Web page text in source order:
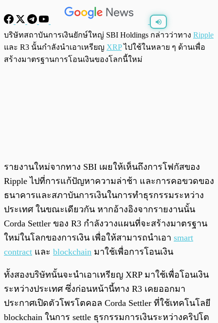
พร้อมเล่น 0:00
บริษัทสถาบันการเงินยักษ์ใหญ่ SBI Holdings กล่าวว่าทาง Ripple
และ R3 นั้นกำลังนำเอาเหรียญ XRPไปใช้ในหลาย ๆ ด้านเพื่อ
สร้างมาตรฐานการโอนเงินของโลกนี้ใหม่
รายงานใหม่จากทาง SBI เผยให้เห็นถึงการโฟกัสของ
Ripple ไปที่การแก้ปัญหาความล่าช้า และการคอขวดของ
ธนาคารและสภาบันการเงินในการทำธุรกรรมระหว่าง
ประเทศ ในขณะเดียวกัน หากอ้างอิงจากรายงานนั้น
Corda Settler ของ R3 กำลังวางแผนที่จะสร้างมาตรฐาน
ใหม่ในโลกของการเงิน เพื่อให้สามารถนำเอา smart
contract และ blockchain มาใช้เพื่อการโอนเงิน
ทั้งสองบริษัทนั้นจะนำเอาเหรียญ XRP มาใช้เพื่อโอนเงิน
ระหว่างประเทศ ซึ่งก่อนหน้านี้ทาง R3 เคยออกมา
ประกาศเปิดตัวโพรโตคอล Corda Settler ที่ใช้เทคโนโลยี
blockchain ในการ settle ธุรกรรมการเงินระหว่างคริปโต